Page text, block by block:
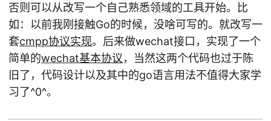
否则可以从改写一个自己熟悉领域的工具开始。比
如：以前我刚接触Go的时候，没啥可写的。就改写一
套cmpp协议实现。后来做wechat接口，实现了一个
简单的wechat基本协议，当然这两个代码也过于陈
旧了，代码设计以及其中的go语言用法不值得大家学
习了^0^。